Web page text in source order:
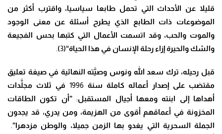
قليلا عن الأحداث التي تحمل طابعا سياسيا، واقترب أكثر من
الموضوعات ذات الطابع الذي يطرح أسئلة عن معنى الوجود
والموت والحب، وقد اتسمت الأعمال التي كتبها بحس الفجيعة
والشك والحيرة إزاء رحلة الإنسان في هذا الحياة“(
3
)
قبل رحيله، ترك سعد الله ونوس وصيَّته النهائية في صيغة تعليق
مقتضب على إصدار أعماله كاملة سنة 1996 في ثلاث مجلَّدات
أهداها إلى ابنته ومعها أجيال المستقبل:”أن تكون الطاقات
المخزونة في أعماقهم أقوى من الهزيمة، ومن يدري، قد يجدون
الجملة السحرية التي يغدو بها الزمن جميلا، والوطن مزدهرا”.